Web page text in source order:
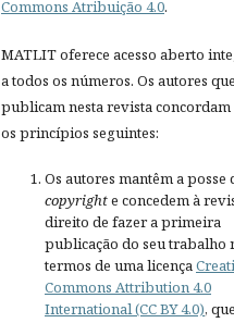
Commons Atribuição 4.0.
MATLIT oferece acesso aberto
a todos os números. Os autores
publicam nesta revista concordam
os princípios seguintes:
Os autores mantêm a posse
copyrighte concedem à
direito de fazer a primeira
publicação do seu trabalho
termos de uma licença
Commons Attribution 4.0
International (CC BY 4.0),